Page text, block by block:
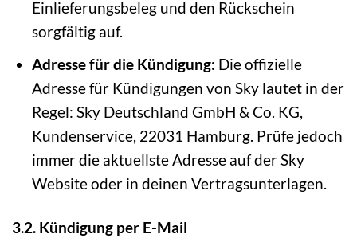
Einlieferungsbeleg und den Rückschein
sorgfältig auf.
Adresse für die Kündigung: Die offizielle
Adresse für Kündigungen von Sky lautet in der
Regel: Sky Deutschland GmbH & Co. KG,
Kundenservice, 22031 Hamburg. Prüfe jedoch
immer die aktuellste Adresse auf der Sky
Website oder in deinen Vertragsunterlagen.
3.2. Kündigung per E-Mail